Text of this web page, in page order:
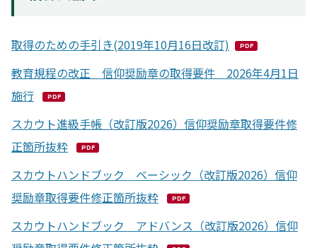
取得のための手引き(2019年10月16日改訂) PDF
教育規程の改正 信仰奨励章の取得要件 2026年4月1日
施行
PDF
スカウト進級手帳（改訂版2026）信仰奨励章取得要件修
正箇所抜粋
PDF
スカウトハンドブック ベーシック（改訂版2026）信仰
奨励章取得要件修正箇所抜粋
PDF
スカウトハンドブック アドバンス（改訂版2026）信仰